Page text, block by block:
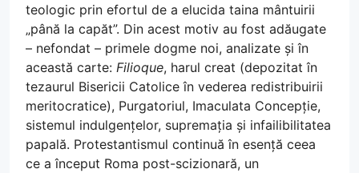
teologic prin efortul de a elucida taina mântuirii
„până la capăt”. Din acest motiv au fost adăugate
– nefondat – primele dogme noi, analizate și în
această carte: Filioque, harul creat (depozitat în
tezaurul Bisericii Catolice în vederea redistribuirii
meritocratice), Purgatoriul, Imaculata Concepție,
sistemul indulgențelor, supremația și infailibilitatea
papală. Protestantismul continuă în esență ceea
ce a început Roma post-scizionară, un